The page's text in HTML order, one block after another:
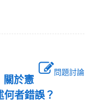
問題討論
關於憲
何者錯誤？